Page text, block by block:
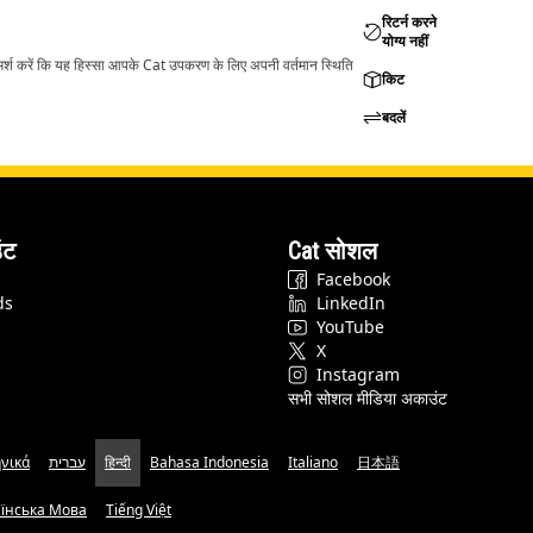
करें कि यह हिस्सा आपके Cat उपकरण के लिए अपनी वर्तमान स्थिति
रिटर्न करने
योग्य नहीं
किट
बदलें
Cat सोशल
Facebook
LinkedIn
YouTube
X
Instagram
सभी सोशल मीडिया अकाउंट
עברית हिन्दी Bahasa Indonesia Italiano 日本語
Мова Tiếng Việt